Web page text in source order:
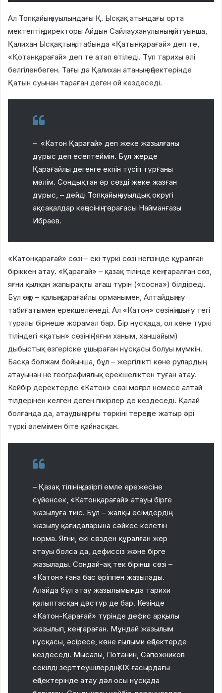
Ал Топқайың ауылындағы Қ. Ысқақ атындағы орта
мектептің директоры Айдын Сайлауханұлының айтуынша,
Қалихан Ысқақтың кітабында «Қатынқарағай» деп те,
«Қотанқарағай» деп те атап өтіледі. Түп тарихы әлі
белгіленбеген. Тағы да Қалихан атаның еңбектерінде
Қатын суынан тараған деген ой кездеседі.
– «Катон Қарағай» деп жеке жазылғаны
дұрыс деп есептеймін. Бұл жерде
Қарағайлы дегенге екпін түсіп тұрғаны
мәлім. Сондықтан әр сөзді жеке жазған
дұрыс, – дейді Топқайың ауылдық округі
ақсақалдар кеңесінің төрағасы Найманғазы
Ибраев.
«Катонқарағай» сөзі – екі түркі сөзі негізінде құралған
біріккен атау. «Қарағай» – қазақ тілінде кең таралған сөз,
яғни қылқан жапырақты ағаш түрін («сосна») білдіреді.
Бұл өңір – қалың қарағайлы орманымен, Алтайдың ну
табиғатымен ерекшеленеді. Ал «Катон» сөзінің шығу тегі
туралы бірнеше жорамал бар. Бір нұсқада, ол көне түркі
тіліндегі «қатын» сөзінің (яғни ханым, ханшайым)
дыбыстық өзгеріске ұшыраған нұсқасы болуы мүмкін.
Басқа болжам бойынша, бұл – жергілікті көне рулардың
атауынан не географиялық ерекшеліктен туған атау.
Кейбір деректерде «Катон» сөзі моңғол немесе алтай
тілдерінен келген деген пікірлер де кездеседі. Қалай
болғанда да, атаудың арғы төркіні тереңде жатыр әрі
түркі әлемімен біте қайнасқан.
– Қазақ тілінің қазіргі емле ережесіне
сүйенсек, «Катонқарағай» атауы бірге
жазылуға тиіс. Бұл – жалқы есімдердің
жазылу қағидаларына сәйкес келетін
норма. Яғни, екі сөзден құралған жер
атауы болса да, дефиссіз және бірге
жазылады. Сондай-ақ тек бірінші сөзі –
«Катон» ғана бас әріппен жазылады.
Алайда бұл атау жазылымында тарихи
қалыптасқан дәстүр де бар. Кезінде
«Катон-Қарағай» түрінде дефис арқылы
жазылып, кең тараған. Мұндай жазылым
нұсқасы, әсіресе, көне ғылыми еңбектерде
кездеседі. Мысалы, Потанин, Сапожников
секілді зерттеушілердің XIX ғасырдағы
еңбектерінде атау дәл осы нұсқада